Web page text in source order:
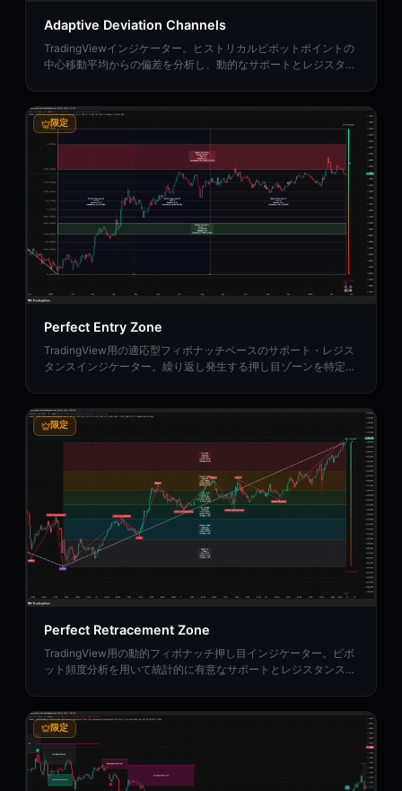
Adaptive Deviation Channels
TradingViewインジケーター。ヒストリカルピボットポイントの
中心移動平均からの偏差を分析し、動的なサポートとレジスタン
限定
Perfect Entry Zone
TradingView用の適応型フィボナッチベースのサポート・レジス
タンスインジケーター。繰り返し発生する押し目ゾーンを特定
限定
Perfect Retracement Zone
TradingView用の動的フィボナッチ押し目インジケーター。ピボ
ット頻度分析を用いて統計的に有意なサポートとレジスタンスゾ
限定